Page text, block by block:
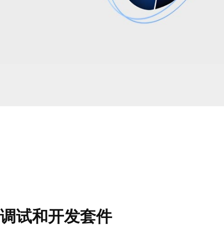
调试和开发套件